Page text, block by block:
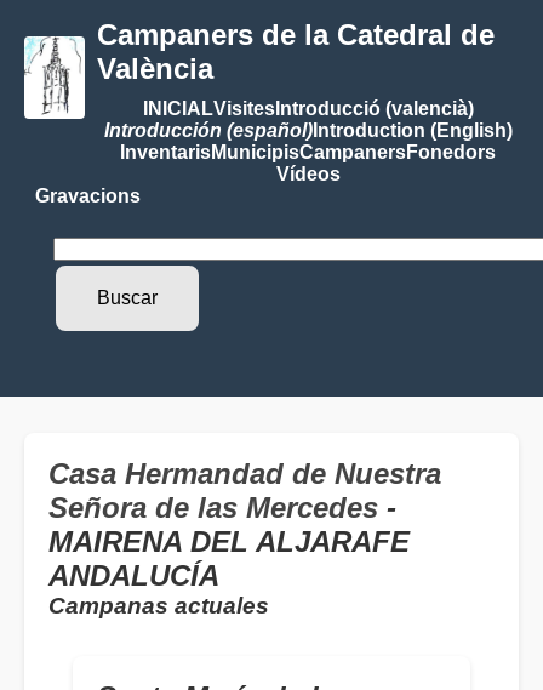
Campaners de la Catedral de
València
INICIALVisitesIntroducció (valencià)
Introducción (español)Introduction (English)
InventarisMunicipisCampanersFonedors
Vídeos
Gravacions
Casa Hermandad de Nuestra
Señora de las Mercedes -
MAIRENA DEL ALJARAFE
ANDALUCÍA
Campanas actuales